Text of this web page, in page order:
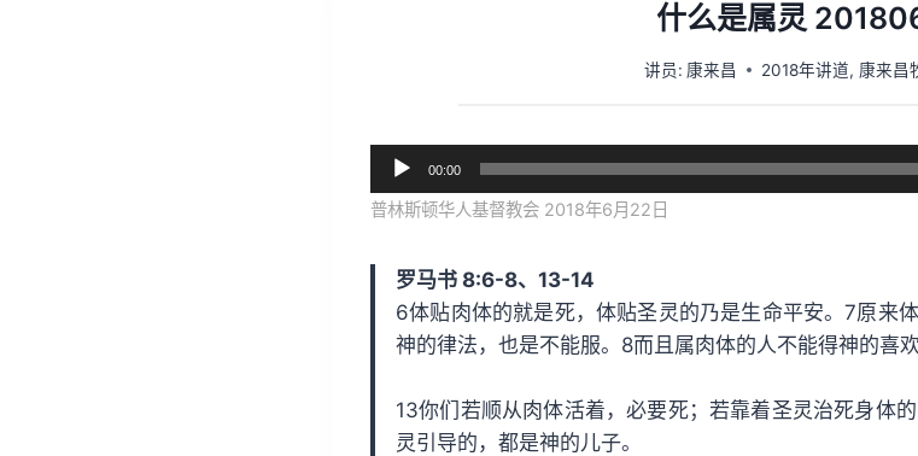
什么是属灵
讲员: 康来昌 2018年讲道, 康来昌
频
播
00:00
普林斯顿华人基督教会 2018年6月22日
罗马书 8:6-8、13-14
6体贴肉体的就是死，体贴圣灵的乃是生命平安。7原来
神的律法，也是不能服。8而且属肉体的人不能得神的喜欢
13你们若顺从肉体活着，必要死；若靠着圣灵治死身体
灵引导的，都是神的儿子。